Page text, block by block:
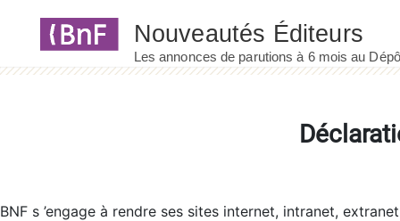
BNF s ’engage à rendre ses sites internet, intranet,